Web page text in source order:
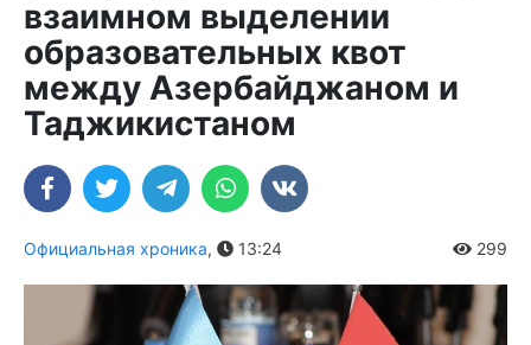
взаимном выделении
образовательных квот
между Азербайджаном и
Таджикистаном
Официальная хроника, 13:24 299